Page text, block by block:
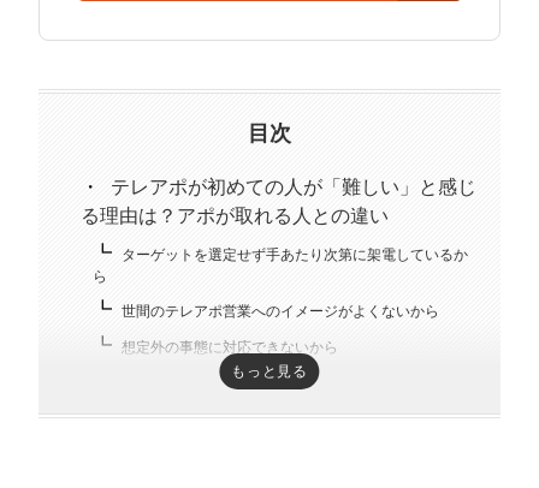
趣味はキックボクシング。アマチュアの戦績は2戦0勝2
目次
テレアポが初めての人が「難しい」と感じ
る理由は？アポが取れる人との違い
ターゲットを選定せず手あたり次第に架電しているか
ら
世間のテレアポ営業へのイメージがよくないから
想定外の事態に対応できないから
キーパーソンが複数人いるから
受付を突破するのが難しいから
もっと見る